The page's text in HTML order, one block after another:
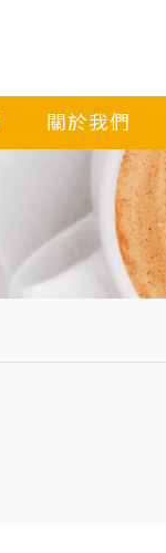
關於我們